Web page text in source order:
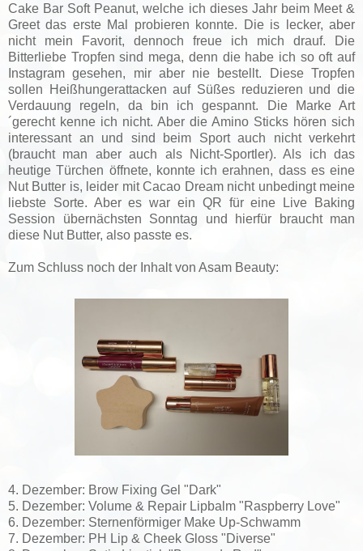
Cake Bar Soft Peanut, welche ich dieses Jahr beim Meet &
Greet das erste Mal probieren konnte. Die is lecker, aber
nicht mein Favorit, dennoch freue ich mich drauf. Die
Bitterliebe Tropfen sind mega, denn die habe ich so oft auf
Instagram gesehen, mir aber nie bestellt. Diese Tropfen
sollen Heißhungerattacken auf Süßes reduzieren und die
Verdauung regeln, da bin ich gespannt. Die Marke Art
´gerecht kenne ich nicht. Aber die Amino Sticks hören sich
interessant an und sind beim Sport auch nicht verkehrt
(braucht man aber auch als Nicht-Sportler). Als ich das
heutige Türchen öffnete, konnte ich erahnen, dass es eine
Nut Butter is, leider mit Cacao Dream nicht unbedingt meine
liebste Sorte. Aber es war ein QR für eine Live Baking
Session übernächsten Sonntag und hierfür braucht man
diese Nut Butter, also passte es.
Zum Schluss noch der Inhalt von Asam Beauty:
4. Dezember: Brow Fixing Gel "Dark"
5. Dezember: Volume & Repair Lipbalm "Raspberry Love"
6. Dezember: Sternenförmiger Make Up-Schwamm
7. Dezember: PH Lip & Cheek Gloss "Diverse"